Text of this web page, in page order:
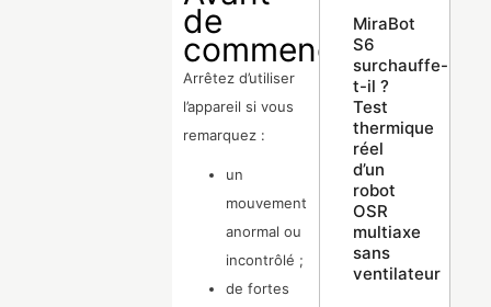
de
commencer
Arrêtez d’utiliser
l’appareil si vous
remarquez :
un
mouvement
anormal ou
incontrôlé ;
de fortes
MiraBot
S6
surchauffe-
t-il ?
Test
thermique
réel
d’un
robot
OSR
multiaxe
sans
ventilateur